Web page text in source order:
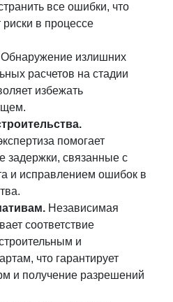
все ошибки, что
риски в процессе
Обнаружение излишних
расчетов на стадии
избежать
помогает
задержки, связанные с
и исправлением ошибок в
Независимая
соответствие
и
что гарантирует
и получение разрешений